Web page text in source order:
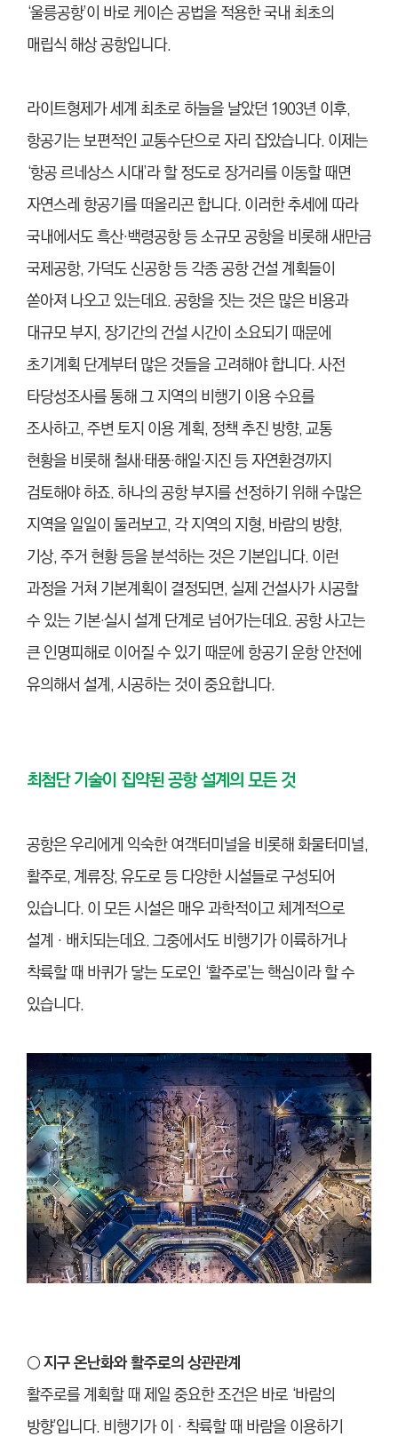
‘울릉공항’이 바로 케이슨 공법을 적용한 국내 최초의
매립식 해상 공항입니다.
라이트형제가 세계 최초로 하늘을 날았던 1903년 이후,
항공기는 보편적인 교통수단으로 자리 잡았습니다. 이제는
‘항공 르네상스 시대’라 할 정도로 장거리를 이동할 때면
자연스레 항공기를 떠올리곤 합니다. 이러한 추세에 따라
국내에서도 흑산·백령공항 등 소규모 공항을 비롯해 새만금
국제공항, 가덕도 신공항 등 각종 공항 건설 계획들이
쏟아져 나오고 있는데요. 공항을 짓는 것은 많은 비용과
대규모 부지, 장기간의 건설 시간이 소요되기 때문에
초기계획 단계부터 많은 것들을 고려해야 합니다. 사전
타당성조사를 통해 그 지역의 비행기 이용 수요를
조사하고, 주변 토지 이용 계획, 정책 추진 방향, 교통
현황을 비롯해 철새·태풍·해일·지진 등 자연환경까지
검토해야 하죠. 하나의 공항 부지를 선정하기 위해 수많은
지역을 일일이 둘러보고, 각 지역의 지형, 바람의 방향,
기상, 주거 현황 등을 분석하는 것은 기본입니다. 이런
과정을 거쳐 기본계획이 결정되면, 실제 건설사가 시공할
수 있는 기본·실시 설계 단계로 넘어가는데요. 공항 사고는
큰 인명피해로 이어질 수 있기 때문에 항공기 운항 안전에
유의해서 설계, 시공하는 것이 중요합니다.
최첨단 기술이 집약된 공항 설계의 모든 것
공항은 우리에게 익숙한 여객터미널을 비롯해 화물터미널,
활주로, 계류장, 유도로 등 다양한 시설들로 구성되어
있습니다. 이 모든 시설은 매우 과학적이고 체계적으로
설계‧배치되는데요. 그중에서도 비행기가 이륙하거나
착륙할 때 바퀴가 닿는 도로인 ‘활주로’는 핵심이라 할 수
있습니다.
○ 지구 온난화와 활주로의 상관관계
활주로를 계획할 때 제일 중요한 조건은 바로 ‘바람의
방향’입니다. 비행기가 이‧착륙할 때 바람을 이용하기